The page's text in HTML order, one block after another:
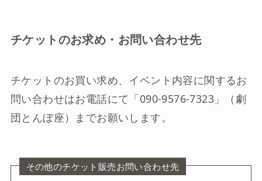
チケットのお求め・お問い合わせ先
チケットのお買い求め、イベント内容に関するお
問い合わせはお電話にて「090-9576-7323」（劇
団とんぼ座）までお願いします。
その他のチケット販売お問い合わせ先